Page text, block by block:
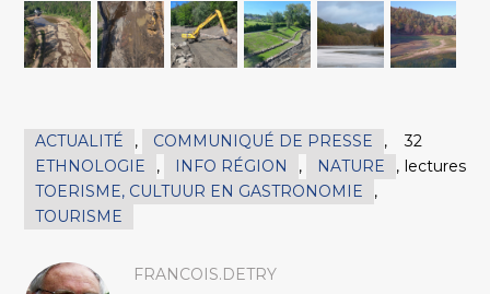
ACTUALITÉ , COMMUNIQUÉ DE PRESSE
,
ETHNOLOGIE
, INFO RÉGION , NATURE
,
TOERISME, CULTUUR EN GASTRONOMIE
,
TOURISME
32
lectures
FRANCOIS.DETRY